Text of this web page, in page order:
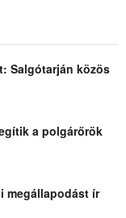
Salgótarján közös
a polgárőrök
megállapodást ír